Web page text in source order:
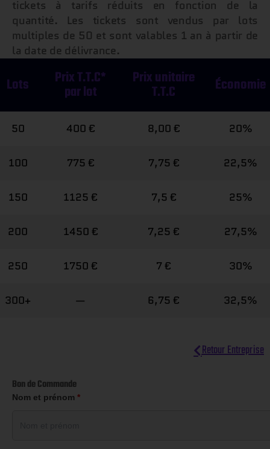
tickets à tarifs réduits en fonction de la
quantité. Les tickets sont vendus par lots
multiples de 50 et sont valables 1 an à partir de
la date de délivrance.
Bon de Commande
Nom et prénom *
Lots Prix T.T.C*
par lot
Prix unitaire
T.T.C Économie
50 400 € 8,00 € 20%
100 775 € 7,75 € 22,5%
150 1125 € 7,5 € 25%
200 1450 € 7,25 € 27,5%
250 1750 € 7 € 30%
300+ — 6,75 € 32,5%
Retour Entreprise